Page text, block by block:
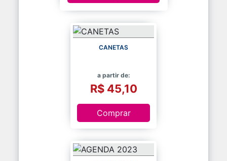
CANETAS
a partir de:
R$ 45,10
Comprar